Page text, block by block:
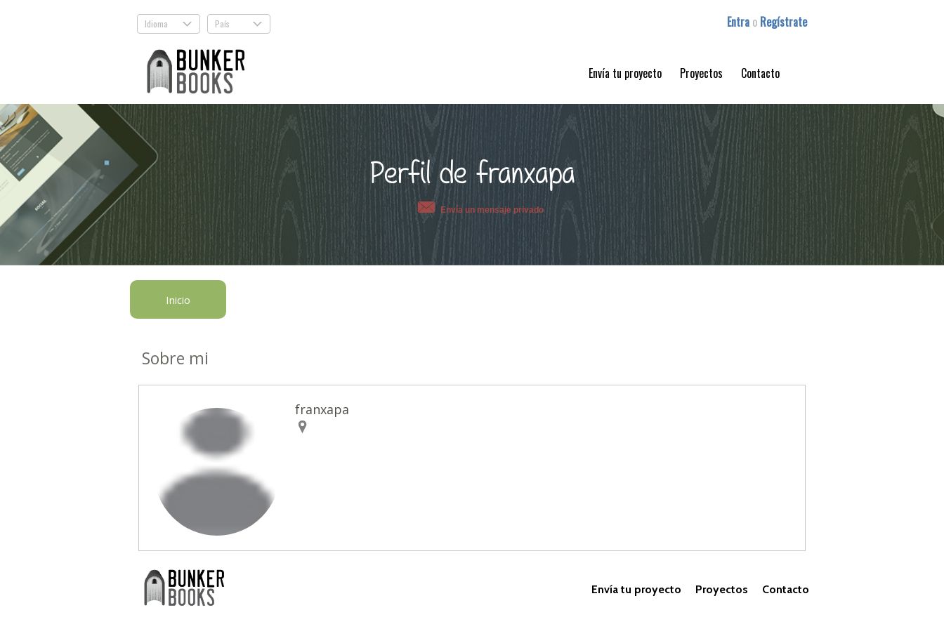
Idioma . País . Entra o Regístrate
Envía tu proyecto Proyectos Contacto
Perfil de franxapa
Envía un mensaje privado
Inicio
Sobre mi
franxapa
Contacto
Proyectos
Envía tu proyecto